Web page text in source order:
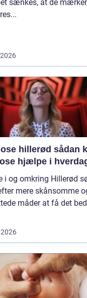
sænkes, at de
hillerød sådan kan
hjælpe i
i og omkring Hillerød
mere skånsomme
måder at få det